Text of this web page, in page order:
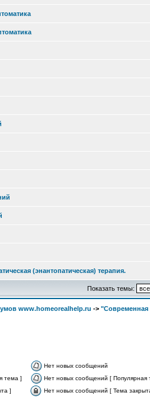
(энантопатическая) терапия.
Показать темы:
www.homeorealhelp.ru -> "Современная
Нет новых сообщений
тема ]
Нет новых сообщений [ Популярная
]
Нет новых сообщений [ Тема